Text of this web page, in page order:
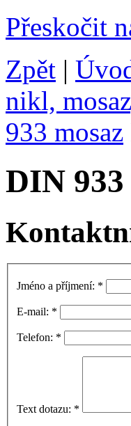
Přeskočit
Zpět |
nikl,
933 mosaz
DIN
Jméno a příjmení: *
E-mail: *
Telefon: *
Text dotazu: *